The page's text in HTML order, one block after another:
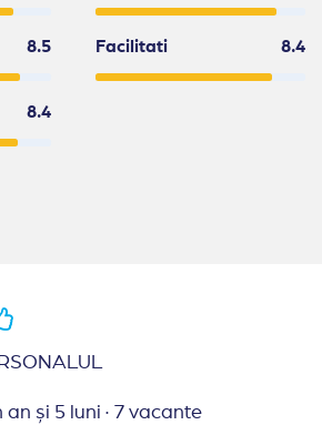
8.5 Facilitati 8.4
8.4
an și 5 luni · 7 vacante